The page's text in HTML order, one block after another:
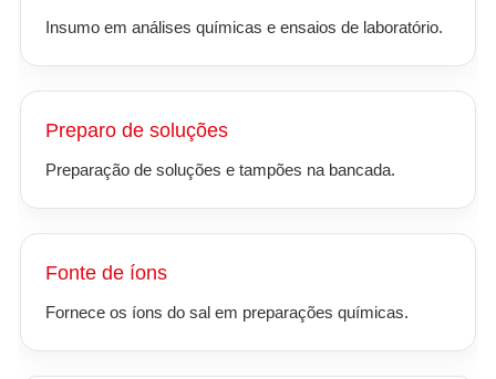
Insumo em análises químicas e ensaios de laboratório.
Preparo de soluções
Preparação de soluções e tampões na bancada.
Fonte de íons
Fornece os íons do sal em preparações químicas.